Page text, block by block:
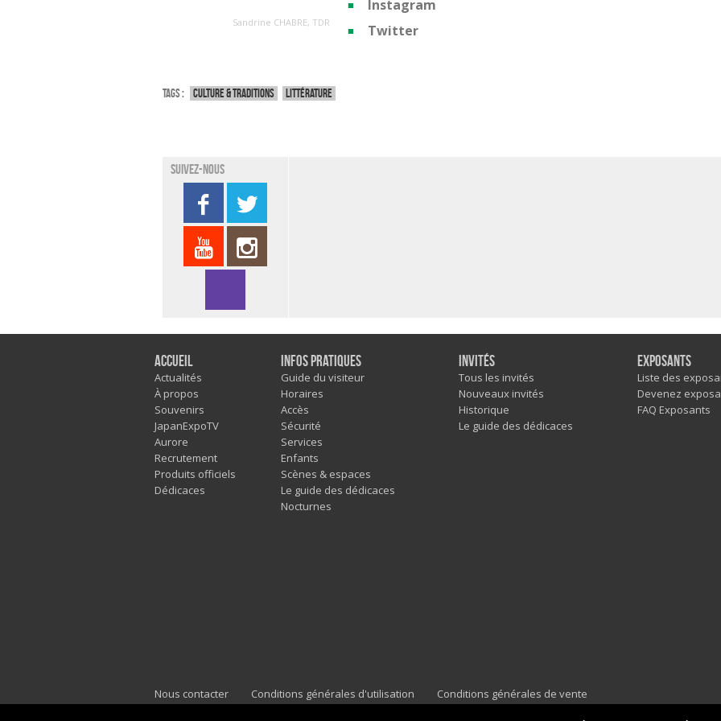
Sandrine CHABRE, TDR
Instagram
Twitter
Tags : Culture & traditions Littérature
Suivez-nous
Accueil
Actualités
À propos
Souvenirs
JapanExpoTV
Aurore
Recrutement
Produits officiels
Dédicaces
Infos pratiques
Guide du visiteur
Horaires
Accès
Sécurité
Services
Enfants
Scènes & espaces
Le guide des dédicaces
Nocturnes
Invités
Tous les invités
Nouveaux invités
Historique
Le guide des dédicaces
Exposants
Liste des
Devenez
FAQ Exposants
Nous contacter Conditions générales d'utilisation
Conditions générales de vente